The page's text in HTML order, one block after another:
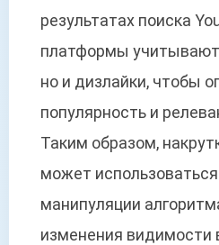
результатах поиска
платформы учитывают
но и дизлайки, чтобы
популярность и
Таким образом,
может
манипуляции
изменения видимости